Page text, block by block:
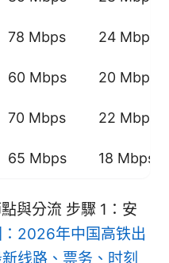
78 Mbps 24 Mbps
60 Mbps 20 Mbps
70 Mbps 22 Mbps
65 Mbps 18 Mbps
與分流 步驟 1：安
2026年中国高铁出
线路、票务、时刻